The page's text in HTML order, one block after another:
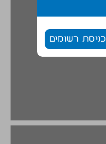
כניסת רשומים